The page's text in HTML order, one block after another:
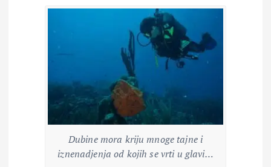
Dubine mora kriju mnoge tajne i
iznenadjenja od kojih se vrti u glavi…